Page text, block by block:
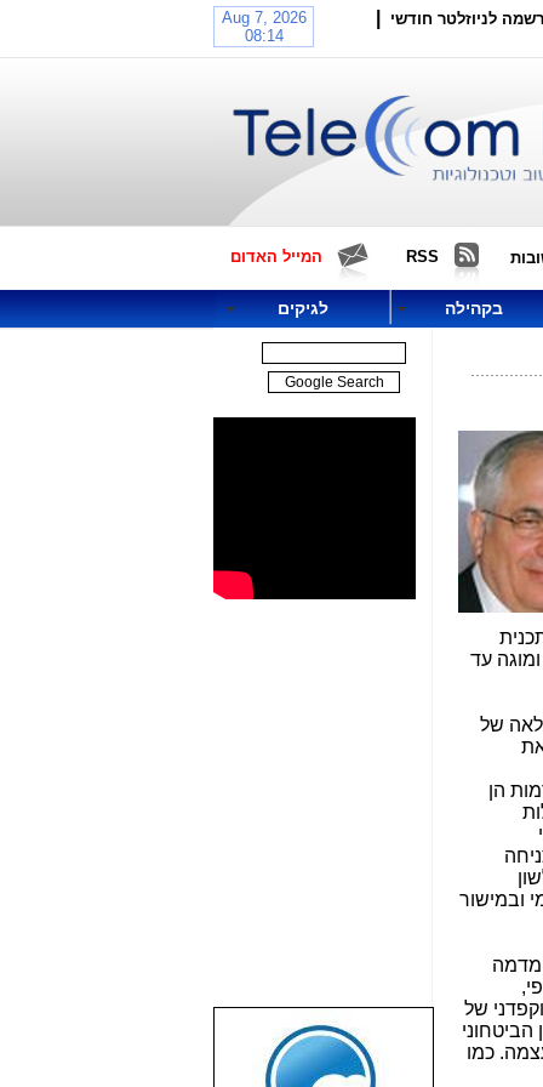
לניוזלטר חודשי
RSS המייל האדום
בקהילה לגיקים
עד
של
הן
ובמישור
מדמה
של
כמו
שבוע טוב לכל
הגולשים באשר
הם!!!